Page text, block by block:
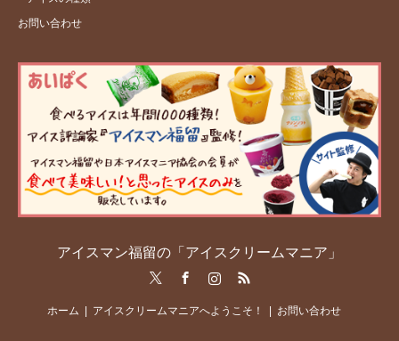
お問い合わせ
アイスマン福留の「アイスクリームマニア」
RSS
ホーム アイスクリームマニアへようこそ！ お問い合わせ